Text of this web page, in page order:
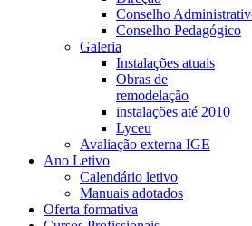
Conselho
Conselho Pedagógico
Galeria
Instalações atuais
Obras de
remodelação
instalações até 2010
Lyceu
Avaliação externa IGE
Ano Letivo
Calendário letivo
Manuais adotados
Oferta formativa